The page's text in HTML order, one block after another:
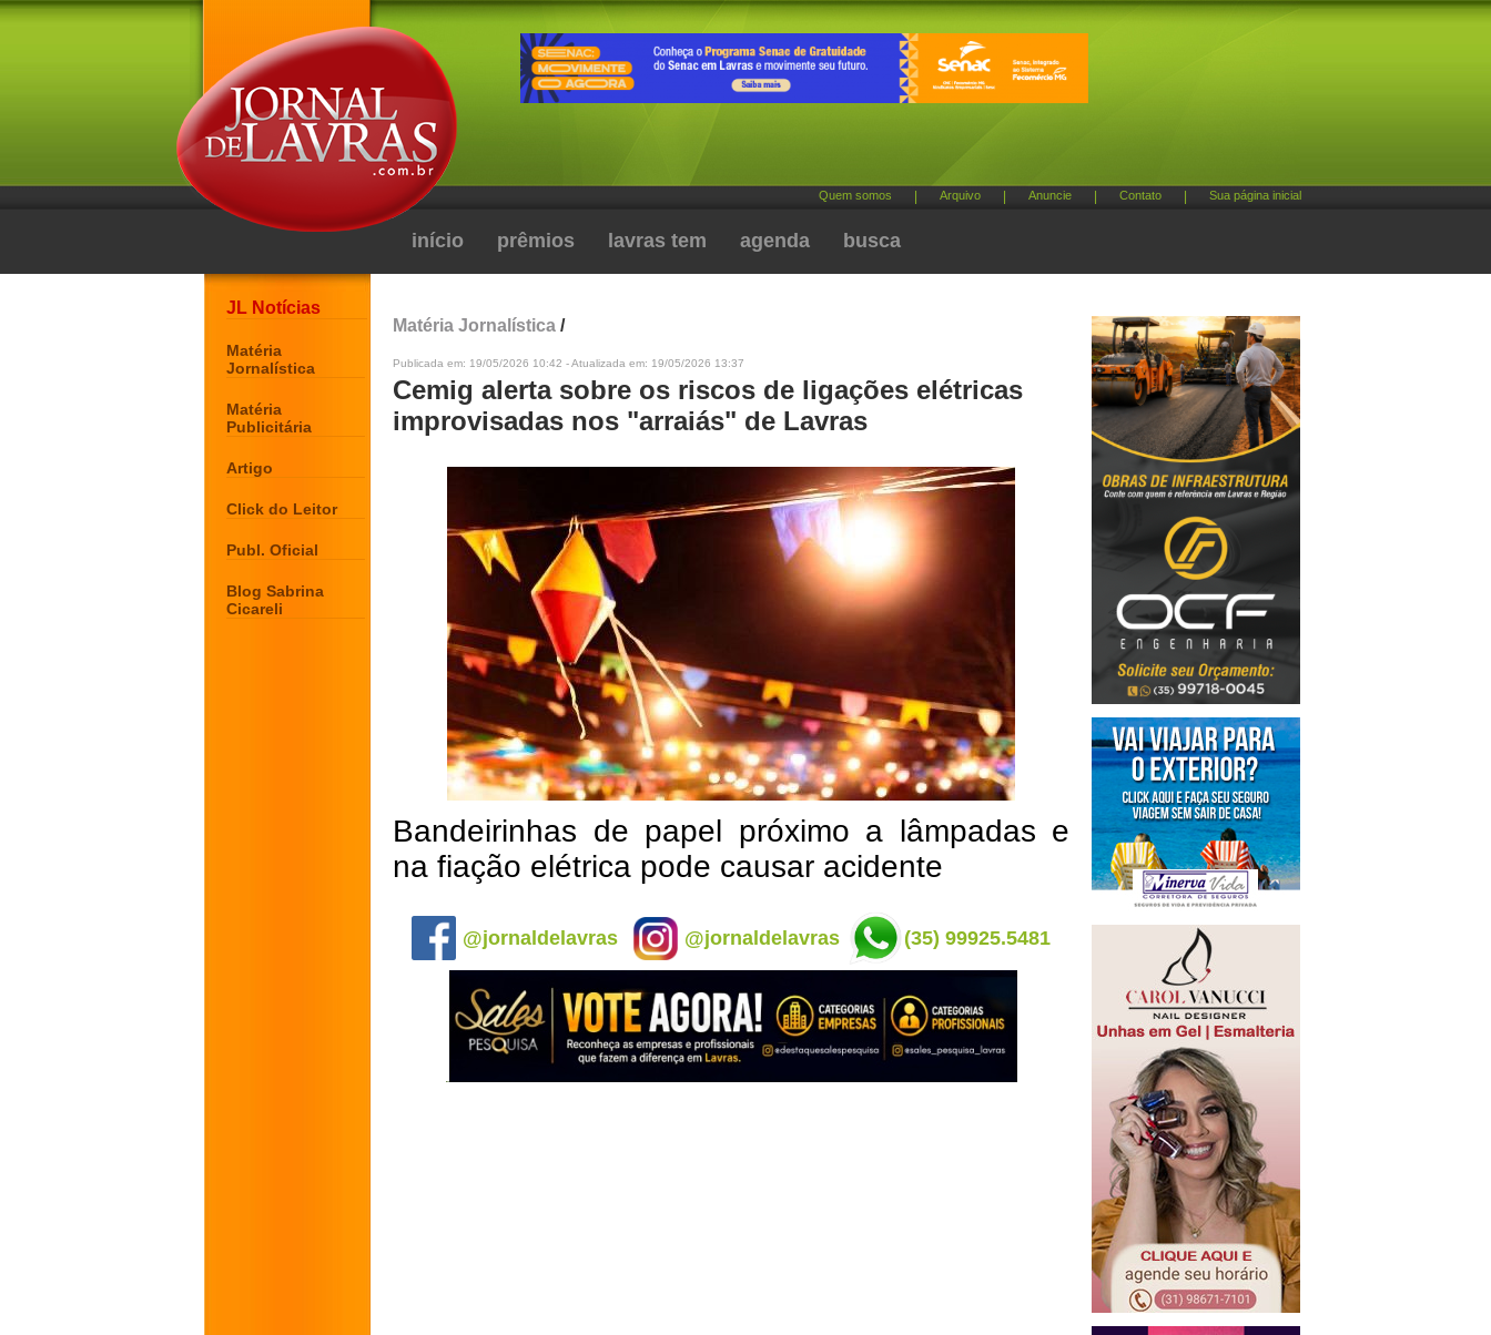
Quem somos Arquivo Anuncie Contato Sua página inicial
início prêmios lavras tem agenda busca
JL Notícias
Matéria
Jornalística
Matéria
Publicitária
Artigo
Click do Leitor
Publ. Oficial
Blog Sabrina
Cicareli
Matéria Jornalística /
Publicada em: 19/05/2026 10:42 - Atualizada em: 19/05/2026 13:37
Cemig alerta sobre os riscos de ligações elétricas
improvisadas nos "arraiás" de Lavras
Bandeirinhas de papel próximo a lâmpadas e
na fiação elétrica pode causar acidente
@jornaldelavras @jornaldelavras (35) 99925.5481